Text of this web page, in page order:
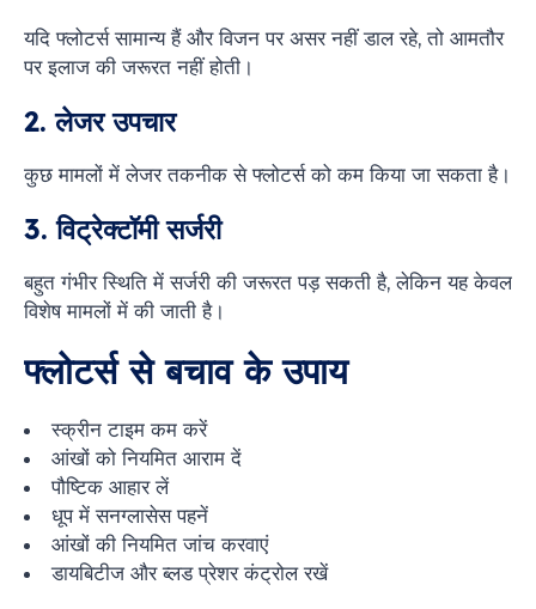
यदि फ्लोटर्स सामान्य हैं और विजन पर असर नहीं डाल रहे, तो आमतौर
पर इलाज की जरूरत नहीं होती।
2. लेजर उपचार
कुछ मामलों में लेजर तकनीक से फ्लोटर्स को कम किया जा सकता है।
3. विट्रेक्टॉमी सर्जरी
बहुत गंभीर स्थिति में सर्जरी की जरूरत पड़ सकती है, लेकिन यह केवल
विशेष मामलों में की जाती है।
फ्लोटर्स से बचाव के उपाय
स्क्रीन टाइम कम करें
आंखों को नियमित आराम दें
पौष्टिक आहार लें
धूप में सनग्लासेस पहनें
आंखों की नियमित जांच करवाएं
डायबिटीज और ब्लड प्रेशर कंट्रोल रखें